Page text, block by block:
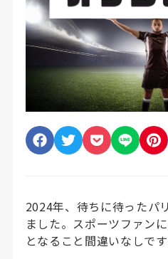
2024年、待ちに待ったパ
ました。スポーツファン
となること間違いなしです